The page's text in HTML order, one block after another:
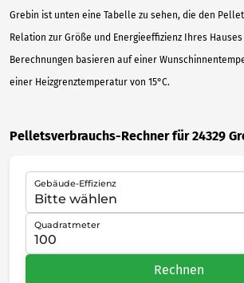
Grebin ist unten eine Tabelle zu sehen, die den
Relation zur Größe und Energieeffizienz Ihres
Berechnungen basieren auf einer
einer Heizgrenztemperatur von 15°C.
Pelletsverbrauchs-Rechner für 24329
Gebäude-Effizienz
Quadratmeter
Rechnen